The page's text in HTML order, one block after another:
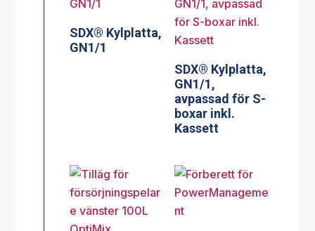
SDX® Kylplatta,
GN1/1
SDX® Kylplatta,
GN1/1,
avpassad för S-
boxar inkl.
Kassett